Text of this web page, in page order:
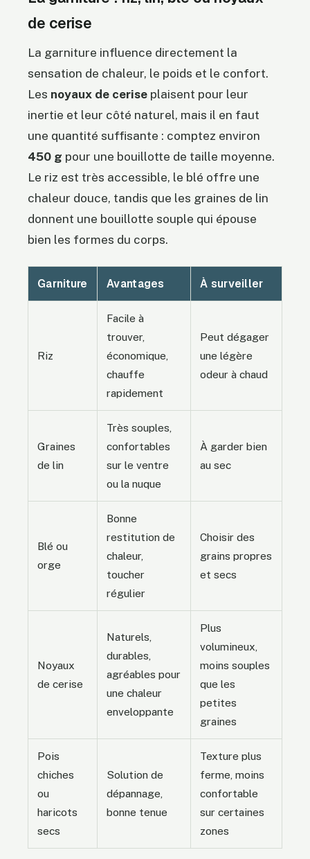
de cerise
La garniture influence directement la
sensation de chaleur, le poids et le confort.
Les noyaux de cerise plaisent pour leur
inertie et leur côté naturel, mais il en faut
une quantité suffisante : comptez environ
450 g pour une bouillotte de taille moyenne.
Le riz est très accessible, le blé offre une
chaleur douce, tandis que les graines de lin
donnent une bouillotte souple qui épouse
bien les formes du corps.
Garniture Avantages À surveiller
Riz
Facile à
trouver,
économique,
chauffe
rapidement
Peut dégager
une légère
odeur à chaud
Graines
de lin
Très souples,
confortables
sur le ventre
ou la nuque
À garder bien
au sec
Blé ou
orge
Bonne
restitution de
chaleur,
toucher
régulier
Choisir des
grains propres
et secs
Noyaux
de cerise
Naturels,
durables,
agréables pour
une chaleur
enveloppante
Plus
volumineux,
moins souples
que les
petites
graines
Pois
chiches
ou
haricots
secs
Solution de
dépannage,
bonne tenue
Texture plus
ferme, moins
confortable
sur certaines
zones